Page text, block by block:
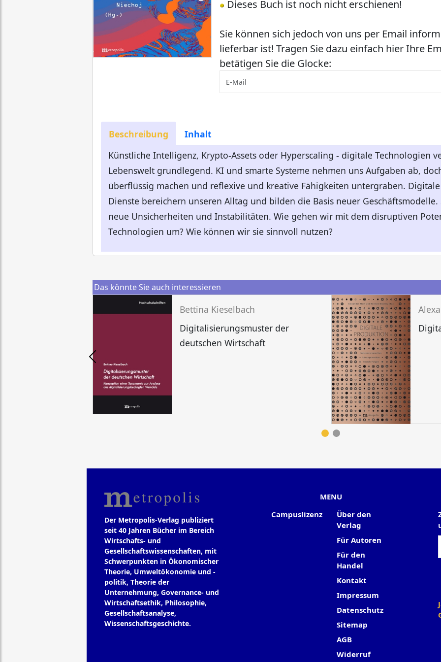
Dieses Buch ist noch nicht erschienen!
Sie können sich jedoch von uns per Email
lieferbar ist! Tragen Sie dazu einfach hier Ihre
betätigen Sie die Glocke:
Beschreibung
Inhalt
Künstliche Intelligenz, Krypto-Assets oder Hyperscaling - digitale Technologien
Lebenswelt grundlegend. KI und smarte Systeme nehmen uns Aufgaben ab,
überflüssig machen und reflexive und kreative Fähigkeiten untergraben.
Dienste bereichern unseren Alltag und bilden die Basis neuer Geschäftsmodelle.
neue Unsicherheiten und Instabilitäten. Wie gehen wir mit dem disruptiven
Technologien um? Wie können wir sie sinnvoll nutzen?
Das könnte Sie auch interessieren
Bettina Kieselbach
Digitalisierungsmuster der
deutschen Wirtschaft
Der Metropolis-Verlag publiziert
seit 40 Jahren Bücher im Bereich
Wirtschafts- und
Gesellschaftswissenschaften, mit
Schwerpunkten in Ökonomischer
Theorie, Umweltökonomie und -
politik, Theorie der
Unternehmung, Governance- und
Wirtschaftsethik, Philosophie,
Gesellschaftsanalyse,
Wissenschaftsgeschichte.
MENU
Campuslizenz
Über den
Verlag
Für Autoren
Für den
Handel
Kontakt
Impressum
Datenschutz
Sitemap
AGB
Widerruf